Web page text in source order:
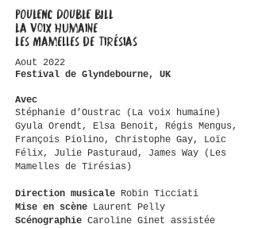
POULENC DOUBLE BILL
La voix humaine
Les Mamelles de tirésias
Aout 2022
Festival de Glyndebourne, UK
Avec
Stéphanie d’Oustrac (La voix humaine)
Gyula Orendt, Elsa Benoit, Régis Mengus,
François Piolino, Christophe Gay, Loïc
Félix, Julie Pasturaud, James Way (Les
Mamelles de Tirésias)
Direction musicale Robin Ticciati
Mise en scène Laurent Pelly
Scénographie Caroline Ginet assistée